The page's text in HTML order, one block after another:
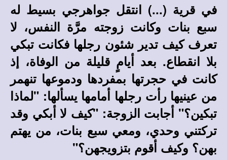
في قرية (...) انتقل جواهرجي بسيط له
سبع بنات وكانت زوجته مرَّة النفس، لا
تعرف كيف تدير شئون رجلها فكانت تبكي
بلا انقطاع. بعد أيامٍ قليلة من الوفاة، إذ
كانت في حجرتها بمفردها ودموعها تنهمر
من عينيها رأت رجلها أمامها يسألها: "لماذا
تبكين؟" أجابت الزوجة: "كيف لا أبكي وقد
تركتني وحدي، ومعي سبع بنات، من يهتم
بهن؟ وكيف أقوم بتزويجهن؟"